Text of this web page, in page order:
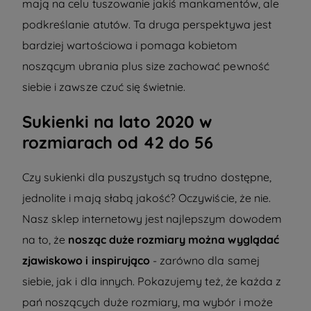
mają na celu tuszowanie jakiś mankamentów, ale
podkreślanie atutów. Ta druga perspektywa jest
bardziej wartościowa i pomaga kobietom
noszącym ubrania plus size zachować pewność
siebie i zawsze czuć się świetnie.
Sukienki na lato 2020 w
rozmiarach od 42 do 56
Czysukienki dla puszystychsą trudno dostępne,
jednolite i mają słabą jakość? Oczywiście, że nie.
Nasz sklep internetowy jest najlepszym dowodem
na to, że nosząc duże rozmiary można wyglądać
zjawiskowo i inspirująco - zarówno dla samej
siebie, jak i dla innych. Pokazujemy też, że każda z
pań noszących duże rozmiary, ma wybór i może